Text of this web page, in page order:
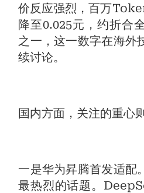
价反应强烈，百万
降至0.025元，约折合
之一，这一数字在海外
续讨论。
国内方面，关注的重心
一是华为昇腾首发适配
最热烈的话题。